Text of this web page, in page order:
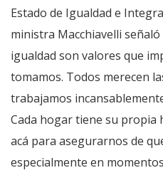
Estado de Igualdad e
ministra Macchiavelli
igualdad son valores que
tomamos. Todos merecen
trabajamos
Cada hogar tiene su propia
acá para asegurarnos de
especialmente en